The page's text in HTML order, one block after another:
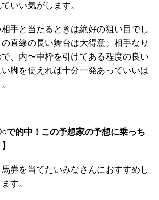
いい気がします。
手と当たるときは絶好の狙い目でし
直線の長い舞台は大得意。相手なり
、内〜中枠を引けてある程度の良い
脚を使えれば十分一発あっていいは
で的中！この予想家の予想に乗っち
券を当てたいみなさんにおすすめし
す。